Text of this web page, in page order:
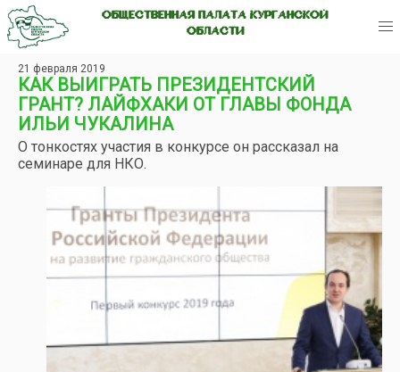
ОБЩЕСТВЕННАЯ ПАЛАТА КУРГАНСКОЙ
ОБЛАСТИ
21 февраля 2019
КАК ВЫИГРАТЬ ПРЕЗИДЕНТСКИЙ
ГРАНТ? ЛАЙФХАКИ ОТ ГЛАВЫ ФОНДА
ИЛЬИ ЧУКАЛИНА
О тонкостях участия в конкурсе он рассказал на
семинаре для НКО.